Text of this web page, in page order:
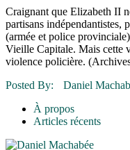
16 juillet 2026 |
16 juillet 2026 |
16 juillet 2026 |
16 juillet 2026 |
Craignant que Elizabeth II
partisans indépendantistes,
(armée et police
Vieille Capitale. Mais cette
violence policière.
Posted By:
Daniel
À propos
Articles récents